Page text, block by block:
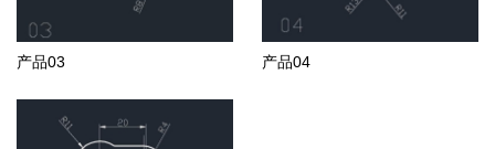
产品03 产品04